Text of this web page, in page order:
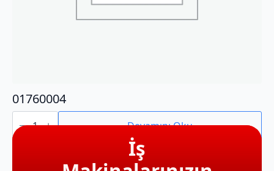
01760004
01760004
adet Devamını Oku
İş